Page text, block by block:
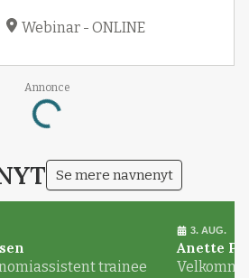
Webinar - ONLINE
Annonce
Loading...
Se mere navnenyt
trainee
3. AUG.
Anette